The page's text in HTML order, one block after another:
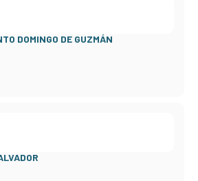
DOMINGO DE GUZMÁN